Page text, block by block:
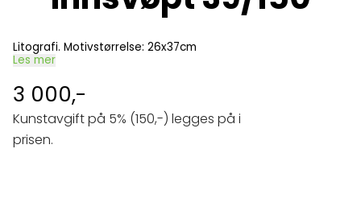
Litografi. Motivstørrelse: 26x37cm
Les mer
3 000,-
Kunstavgift på 5% (150,-) legges på i
prisen.